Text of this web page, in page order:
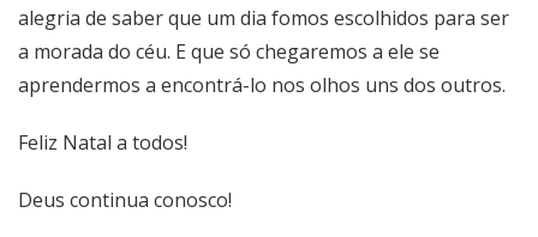
alegria de saber que um dia fomos escolhidos para ser
a morada do céu. E que só chegaremos a ele se
aprendermos a encontrá-lo nos olhos uns dos outros.
Feliz Natal a todos!
Deus continua conosco!